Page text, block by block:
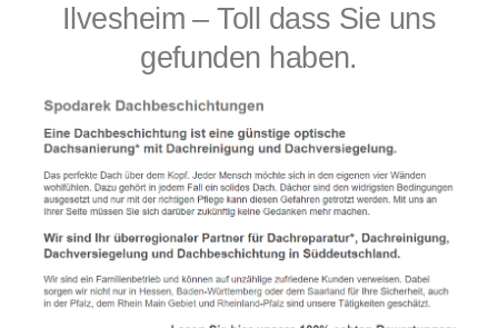
Ilvesheim – Toll dass Sie uns
gefunden haben.